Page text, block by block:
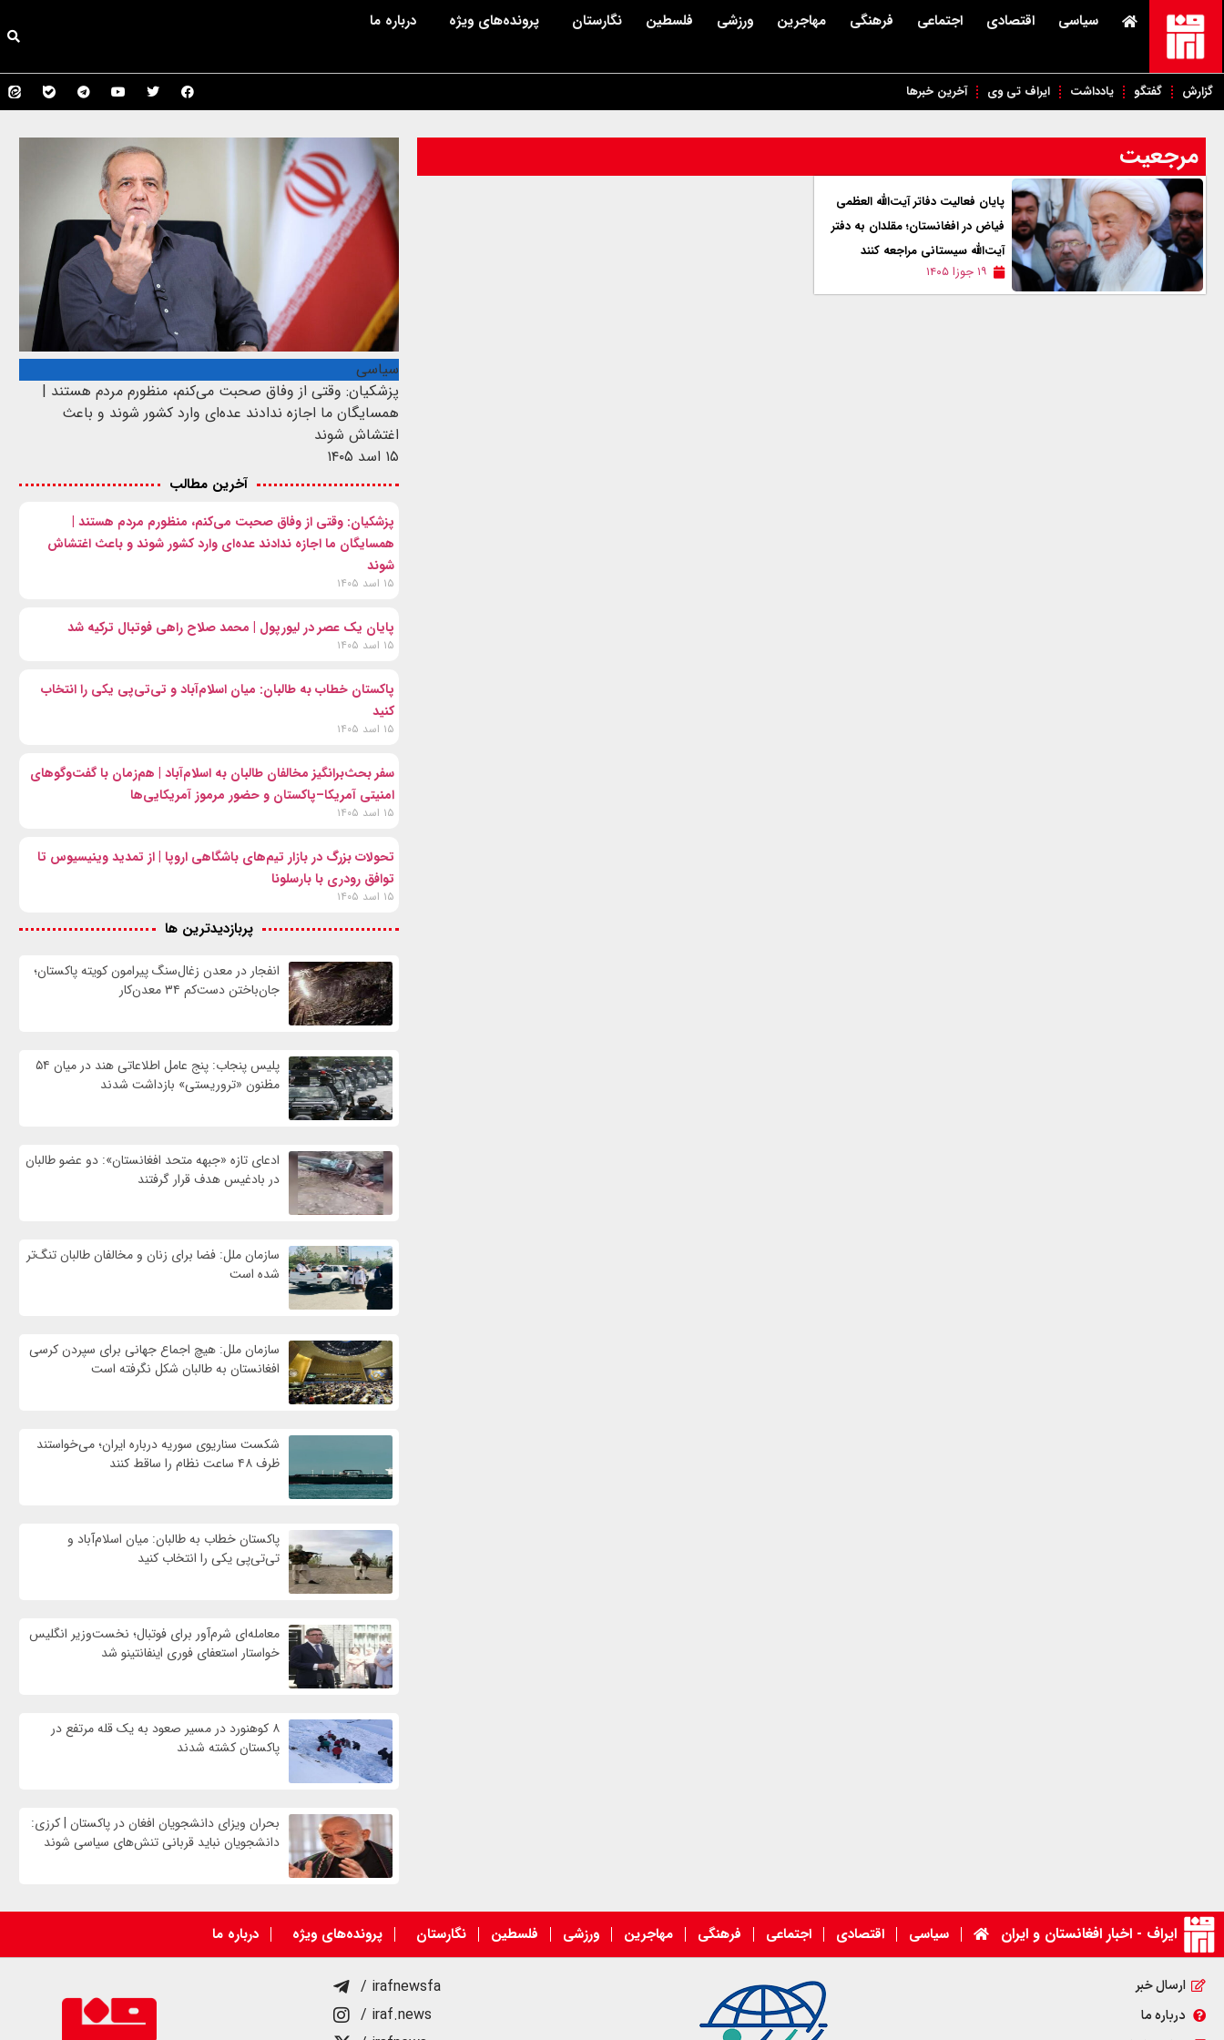
سیاسی اقتصادی اجتماعی فرهنگی مهاجرین ورزشی فلسطین نگارستان پرونده‌های ویژه درباره ما
گزارش گفتگو یادداشت ایراف تی وی آخرین خبرها
مرجعیت
پایان فعالیت دفاتر آیت‌الله العظمی
فیاض در افغانستان؛ مقلدان به دفتر
آیت‌الله سیستانی مراجعه کنند
۱۹ جوزا ۱۴۰۵
سیاسی
پزشکیان: وقتی از وفاق صحبت می‌کنم، منظورم مردم هستند |
همسایگان ما اجازه ندادند عده‌ای وارد کشور شوند و باعث
اغتشاش شوند
۱۵ اسد ۱۴۰۵
آخرین مطالب
پزشکیان: وقتی از وفاق صحبت می‌کنم، منظورم مردم هستند |
همسایگان ما اجازه ندادند عده‌ای وارد کشور شوند و باعث اغتشاش
شوند
۱۵ اسد ۱۴۰۵
پایان یک عصر در لیورپول | محمد صلاح راهی فوتبال ترکیه شد
۱۵ اسد ۱۴۰۵
پاکستان خطاب به طالبان: میان اسلام‌آباد و تی‌تی‌پی یکی را انتخاب
کنید
۱۵ اسد ۱۴۰۵
سفر بحث‌برانگیز مخالفان طالبان به اسلام‌آباد | هم‌زمان با گفت‌وگوهای
امنیتی آمریکا–پاکستان و حضور مرموز آمریکایی‌ها
۱۵ اسد ۱۴۰۵
تحولات بزرگ در بازار تیم‌های باشگاهی اروپا | از تمدید وینیسیوس تا
توافق رودری با بارسلونا
۱۵ اسد ۱۴۰۵
پربازدیدترین ها
انفجار در معدن زغال‌سنگ پیرامون کویته پاکستان؛
جان‌باختن دست‌کم ۳۴ معدن‌کار
پلیس پنجاب: پنج عامل اطلاعاتی هند در میان ۵۴
مظنون «تروریستی» بازداشت شدند
ادعای تازه «جبهه متحد افغانستان»: دو عضو طالبان
در بادغیس هدف قرار گرفتند
سازمان ملل: فضا برای زنان و مخالفان طالبان تنگ‌تر
شده است
سازمان ملل: هیچ اجماع جهانی برای سپردن کرسی
افغانستان به طالبان شکل نگرفته است
شکست سناریوی سوریه درباره ایران؛ می‌خواستند
ظرف ۴۸ ساعت نظام را ساقط کنند
پاکستان خطاب به طالبان: میان اسلام‌آباد و
تی‌تی‌پی یکی را انتخاب کنید
معامله‌ای شرم‌آور برای فوتبال؛ نخست‌وزیر انگلیس
خواستار استعفای فوری اینفانتینو شد
۸ کوهنورد در مسیر صعود به یک قله مرتفع در
پاکستان کشته شدند
بحران ویزای دانشجویان افغان در پاکستان | کرزی:
دانشجویان نباید قربانی تنش‌های سیاسی شوند
ایراف - اخبار افغانستان و ایران سیاسی اقتصادی اجتماعی فرهنگی مهاجرین ورزشی فلسطین نگارستان پرونده‌های ویژه درباره ما
ارسال خبر
درباره ما
/ irafnewsfa
/ iraf.news